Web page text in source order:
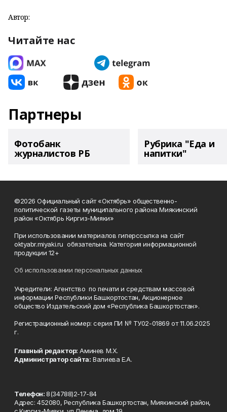
Автор:
Читайте нас
Партнеры
Фотобанк
журналистов РБ
Рубрика "Еда и
напитки"
©2026 Официальный сайт «Октябрь» общественно-
политической газеты муниципального района Миякинский
район «Октябрь Киргиз-Мияки»
При использовании материалов гиперссылка на сайт
oktyabr.miyaki.ru обязательна. Категория информационной
продукции 12+
Об использовании персональных данных
Учредители: Агентство по печати и средствам массовой
информации Республики Башкортостан, Акционерное
общество Издательский дом «Республика Башкортостан».
Регистрационный номер: серия ПИ № ТУ02-01869 от 11.06.2025
г.
Главный редактор: Аминев М.Х.
Администратор сайта: Валиева Е.А.
Телефон:8(34788)2-17-84
Адрес: 452080, Республика Башкортостан, Миякинский район,